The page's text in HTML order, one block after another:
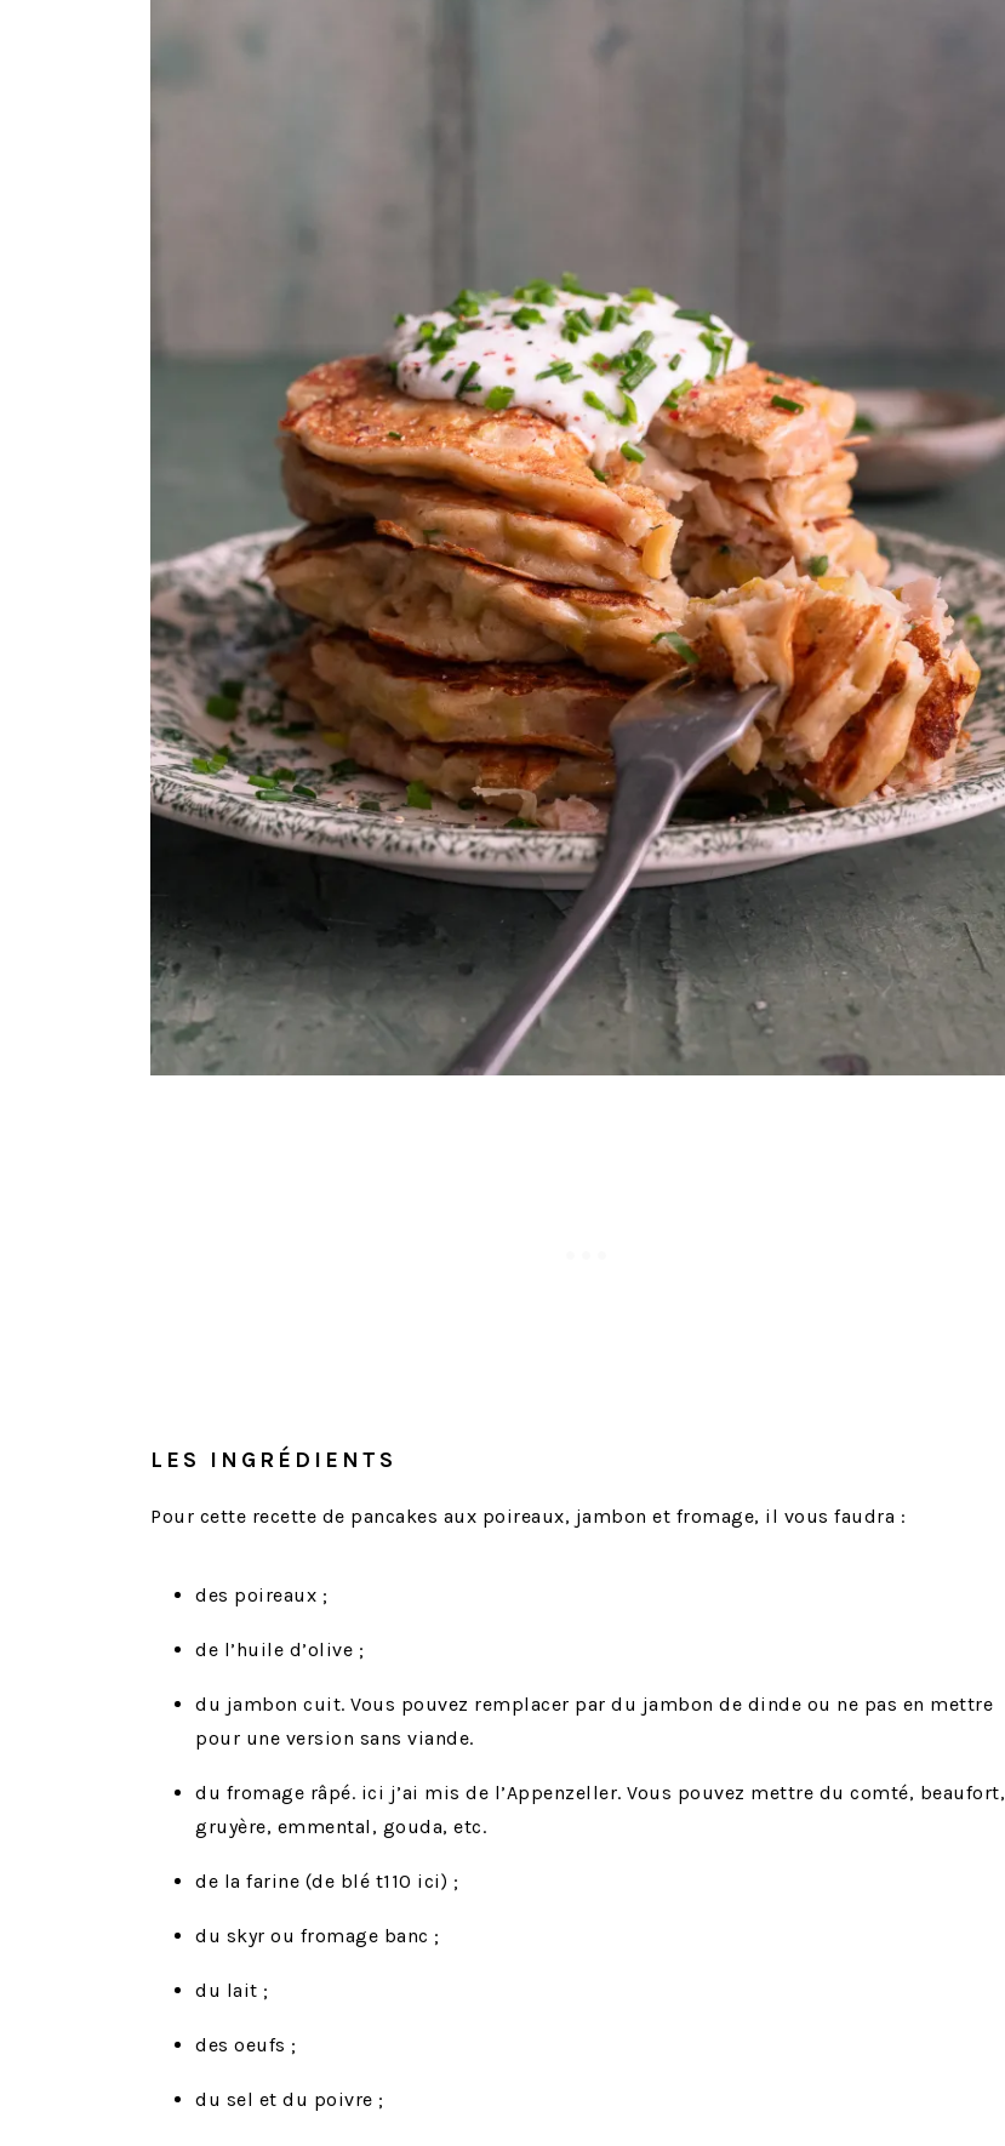
LES INGRÉDIENTS
Pour cette recette de pancakes aux poireaux, jambon et fromage, il vous faudra :
des poireaux ;
de l’huile d’olive ;
du jambon cuit. Vous pouvez remplacer par du jambon de dinde ou ne pas en mettre
pour une version sans viande.
du fromage râpé. ici j’ai mis de l’Appenzeller. Vous pouvez mettre du comté, beaufort,
gruyère, emmental, gouda, etc.
de la farine (de blé t110 ici) ;
du skyr ou fromage banc ;
du lait ;
des oeufs ;
du sel et du poivre ;